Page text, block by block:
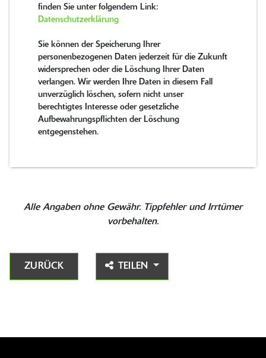
finden Sie unter folgendem Link:
Datenschutzerklärung
Sie können der Speicherung Ihrer
personenbezogenen Daten jederzeit für die Zukunft
widersprechen oder die Löschung Ihrer Daten
verlangen. Wir werden Ihre Daten in diesem Fall
unverzüglich löschen, sofern nicht unser
berechtigtes Interesse oder gesetzliche
Aufbewahrungspflichten der Löschung
entgegenstehen.
Alle Angaben ohne Gewähr. Tippfehler und Irrtümer
vorbehalten.
ZURÜCK TEILEN